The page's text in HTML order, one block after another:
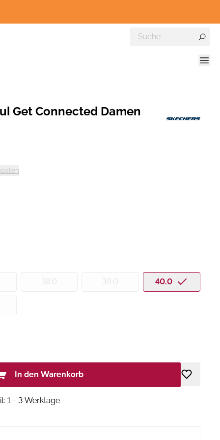
Get Connected Damen
38.0 39.0 40.0
In den Warenkorb
1 - 3 Werktage